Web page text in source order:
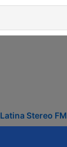
Latina Stereo FM